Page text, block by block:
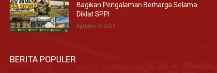
Bagikan Pengalaman Berharga Selama
Diklat SPPI
Agustus 4, 2026
BERITA POPULER